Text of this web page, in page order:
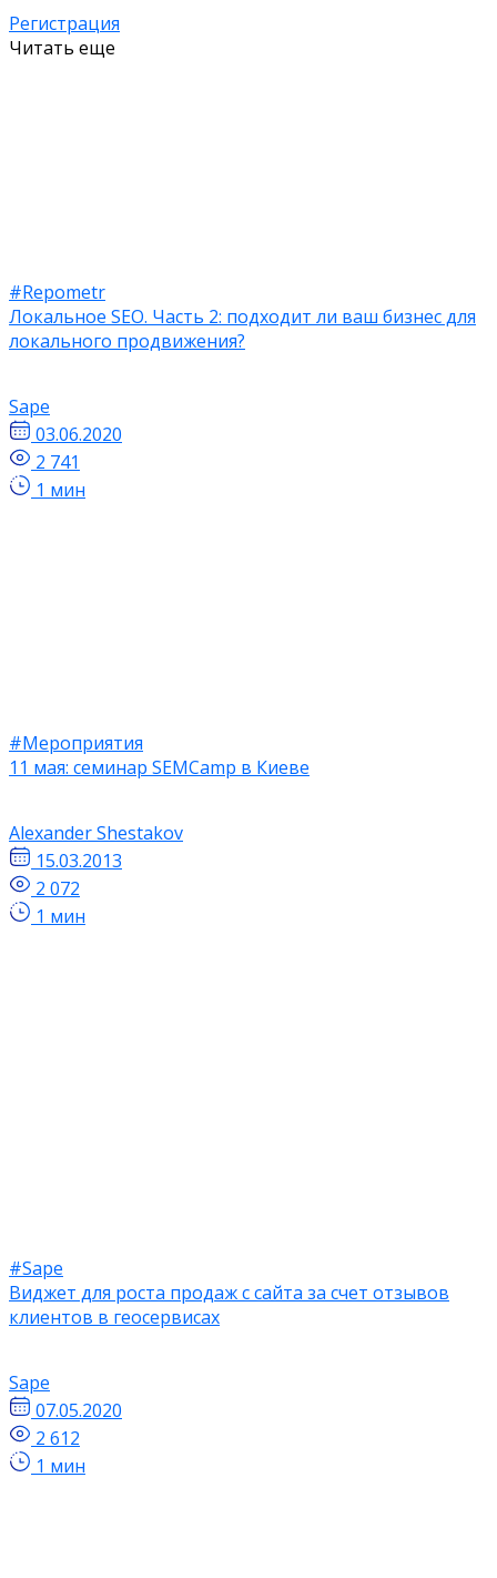
Регистрация
Читать еще
#Repometr
Локальное SEO. Часть 2: подходит ли ваш бизнес для
локального продвижения?
Sape
03.06.2020
2 741
1 мин
#Мероприятия
11 мая: семинар SEMCamp в Киеве
Alexander Shestakov
15.03.2013
2 072
1 мин
#Sape
Виджет для роста продаж с сайта за счет отзывов
клиентов в геосервисах
Sape
07.05.2020
2 612
1 мин